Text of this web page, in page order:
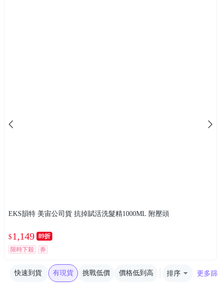
EKS韻特 美宙公司貨 抗掉賦活洗髮精1000ML 附壓頭
$1,149 89折
限時下殺
券
快速到貨 有現貨 挑戰低價 價格低到高 排序 更多篩